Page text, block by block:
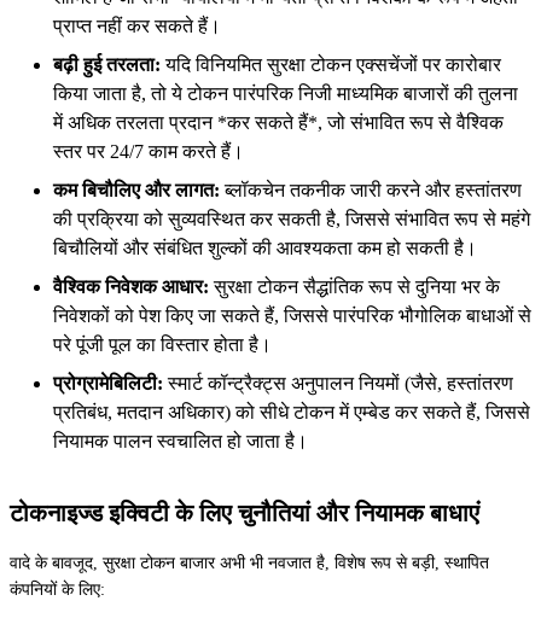
प्राप्त नहीं कर सकते हैं।
बढ़ी हुई तरलता: यदि विनियमित सुरक्षा टोकन एक्सचेंजों पर कारोबार
किया जाता है, तो ये टोकन पारंपरिक निजी माध्यमिक बाजारों की तुलना
में अधिक तरलता प्रदान *कर सकते हैं*, जो संभावित रूप से वैश्विक
स्तर पर 24/7 काम करते हैं।
कम बिचौलिए और लागत: ब्लॉकचेन तकनीक जारी करने और हस्तांतरण
की प्रक्रिया को सुव्यवस्थित कर सकती है, जिससे संभावित रूप से महंगे
बिचौलियों और संबंधित शुल्कों की आवश्यकता कम हो सकती है।
वैश्विक निवेशक आधार: सुरक्षा टोकन सैद्धांतिक रूप से दुनिया भर के
निवेशकों को पेश किए जा सकते हैं, जिससे पारंपरिक भौगोलिक बाधाओं से
परे पूंजी पूल का विस्तार होता है।
प्रोग्रामेबिलिटी: स्मार्ट कॉन्ट्रैक्ट्स अनुपालन नियमों (जैसे, हस्तांतरण
प्रतिबंध, मतदान अधिकार) को सीधे टोकन में एम्बेड कर सकते हैं, जिससे
नियामक पालन स्वचालित हो जाता है।
टोकनाइज्ड इक्विटी के लिए चुनौतियां और नियामक बाधाएं
वादे के बावजूद, सुरक्षा टोकन बाजार अभी भी नवजात है, विशेष रूप से बड़ी, स्थापित
कंपनियों के लिए: